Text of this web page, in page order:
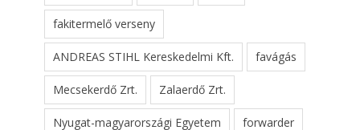
fakitermelő verseny
ANDREAS STIHL Kereskedelmi Kft. favágás
Mecsekerdő Zrt. Zalaerdő Zrt.
Nyugat-magyarországi Egyetem forwarder